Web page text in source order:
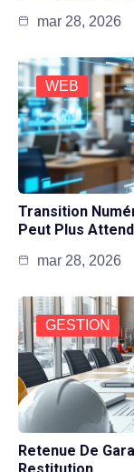
mar 28, 2026
WEB
Transition
Peut Plus
mar 28, 2026
GESTION
Retenue De